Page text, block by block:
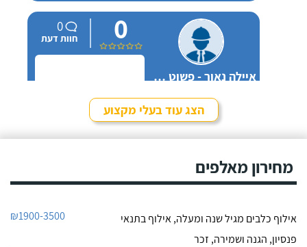
הביתה, היא הסבירה לנו
בדיוק במה זה כרוך כדי
שנהיה בטוחים שאנחנו
מוכנים לעשות את הצעד
איילה נאור - פשוט מאלפת בחיפה
0
0
חוות דעת
חייג עכשיו
ניצן אילוף כלבים על הכנרת
הצג עוד בעלי מקצוע
מחירון מאלפים
אילוף כלבים מגיל שנה ומעלה, אילוף בתנאי
פנסיון, הגנה ושמירה, זכר
₪1900-3500